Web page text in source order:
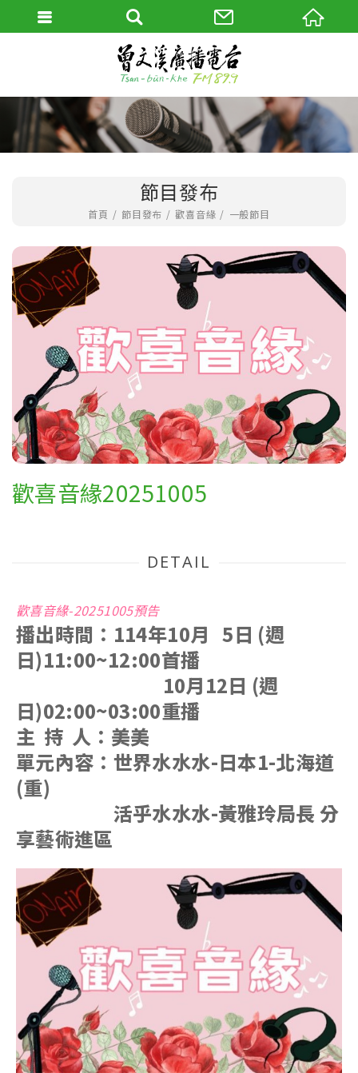
節目發布
首頁 節目發布 歡喜音緣 一般節目
歡喜音緣20251005
DETAIL
歡喜音緣-20251005預告
播出時間：114年10月 5日 (週
日)11:00~12:00首播
10月12日 (週
日)02:00~03:00重播
主 持 人：美美
單元內容：世界水水水-日本1-北海道
(重)
活乎水水水-黃雅玲局長 分
享藝術進區